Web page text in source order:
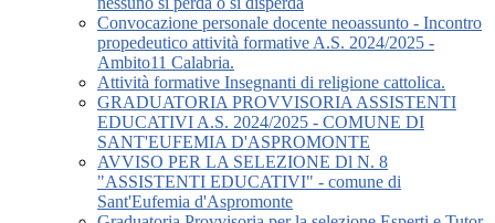
Convocazione personale docente neoassunto - Incontro
propedeutico attività formative A.S. 2024/2025 -
Ambito11 Calabria.
Attività formative Insegnanti di religione cattolica.
GRADUATORIA PROVVISORIA ASSISTENTI
EDUCATIVI A.S. 2024/2025 - COMUNE DI
SANT'EUFEMIA D'ASPROMONTE
AVVISO PER LA SELEZIONE Dl N. 8
"ASSISTENTI EDUCATIVI" - comune di
Sant'Eufemia d'Aspromonte